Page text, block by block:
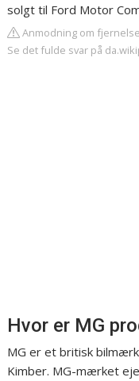
solgt til Ford Motor
Anmodning om fjernelse
Se det fulde svar på
Hvor er MG
MG er et britisk
Kimber. MG-mærket